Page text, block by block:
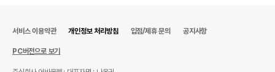
서비스 이용약관 개인정보 처리방침 입점/제휴 문의 공지사항
PC버전으로 보기